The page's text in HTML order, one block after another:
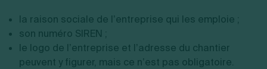
la raison sociale de l’entreprise qui les emploie ;
son numéro SIREN ;
le logo de l’entreprise et l’adresse du chantier
peuvent y figurer, mais ce n’est pas obligatoire.